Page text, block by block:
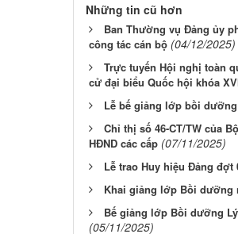
Những tin cũ hơn
Ban Thường vụ Đảng ủy
công tác cán bộ (04/12/2025)
Trực tuyến Hội nghị toàn
cử đại biểu Quốc hội khóa
Lễ bế giảng lớp bồi
Chỉ thị số 46-CT/TW của
HĐND các cấp (07/11/2025)
Lễ trao Huy hiệu Đảng đợt
Khai giảng lớp Bồi dưỡng
Bế giảng lớp Bồi dưỡng
(05/11/2025)